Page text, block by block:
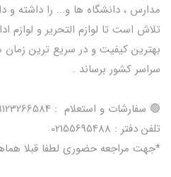
مدارس ، دانشگاه ها و... را داشته و
تلاش است تا لوازم التحریر و لوازم
بهترین کیفیت و در سریع ترین
سراسر کشور برساند .
🟢 سفارشات و استعلام : 09123266584
تلفن دفتر : 02155695488
*جهت مراجعه حضوری لطفا قبلا